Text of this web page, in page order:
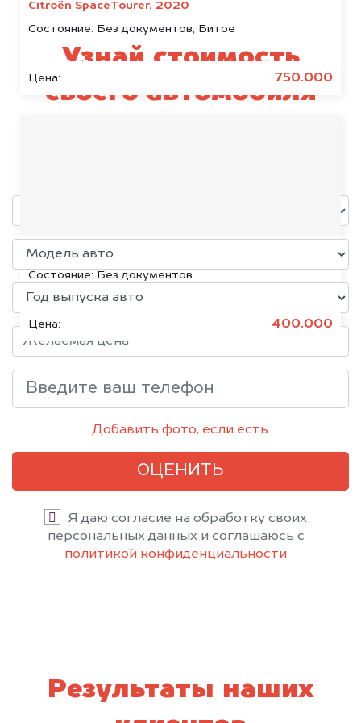
Citroën SpaceTourer, 2020
Состояние: Без документов, Битое
Цена: 750.000
Volkswagen Jetta, 2015
Состояние: Без документов
Цена: 400.000
Узнай стоимость
своего автомобиля
Добавить фото, если есть
ОЦЕНИТЬ
Я даю согласие на обработку своих
персональных данных и соглашаюсь с
политикой конфиденциальности
Результаты наших